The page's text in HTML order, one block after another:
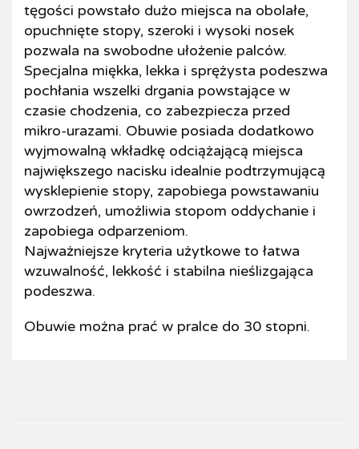
tęgości powstało dużo miejsca na obolałe,
opuchnięte stopy, szeroki i wysoki nosek
pozwala na swobodne ułożenie palców.
Specjalna miękka, lekka i sprężysta podeszwa
pochłania wszelki drgania powstające w
czasie chodzenia, co zabezpiecza przed
mikro-urazami. Obuwie posiada dodatkowo
wyjmowalną wkładkę odciążającą miejsca
największego nacisku idealnie podtrzymującą
wysklepienie stopy, zapobiega powstawaniu
owrzodzeń, umożliwia stopom oddychanie i
zapobiega odparzeniom.
Najważniejsze kryteria użytkowe to łatwa
wzuwalność, lekkość i stabilna nieślizgająca
podeszwa.
Obuwie można prać w pralce do 30 stopni.